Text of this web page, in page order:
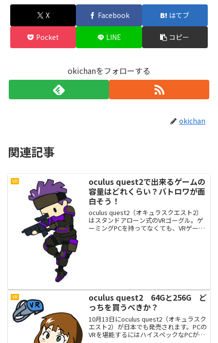
X Facebook はてブ
Pocket LINE コピー
okichanをフォローする
okichan
関連記事
VR
oculus quest2で出来るゲームの
容量はどれくらい？バトロワが面
白そう！
oculus quest2（オキュラスクエスト2）
はスタンドアローン式のVRゴーグル。ゲ
ーミングPCを持ってなくても、VRゲーム
VR
oculus quest2 64Gと256G ど
っちを買うべきか？
10月13日にoculus quest2（オキュラスク
エスト2）が日本でも発売されます。PCの
VRを堪能するにはハイスペックなPCが必